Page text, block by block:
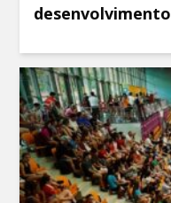
desenvolvimento